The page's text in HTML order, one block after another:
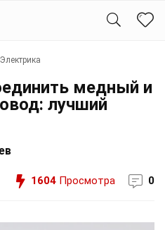
Электрика
медный и
лучший
1604 Просмотра 0